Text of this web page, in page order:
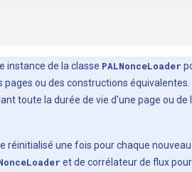
instance de la classe PALNonceLoader
ou des constructions
toute la durée de vie d'une page ou
réinitialisé une fois pour chaque
et de corrélateur de flux